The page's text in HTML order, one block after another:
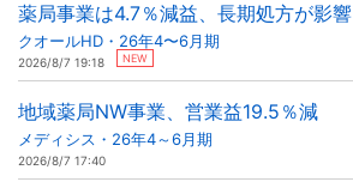
薬局事業は4.7％減益、長期処方が影響
クオールHD・26年4〜6月期
2026/8/7 19:18 NEW
地域薬局NW事業、営業益19.5％減
メディシス・26年4～6月期
2026/8/7 17:40